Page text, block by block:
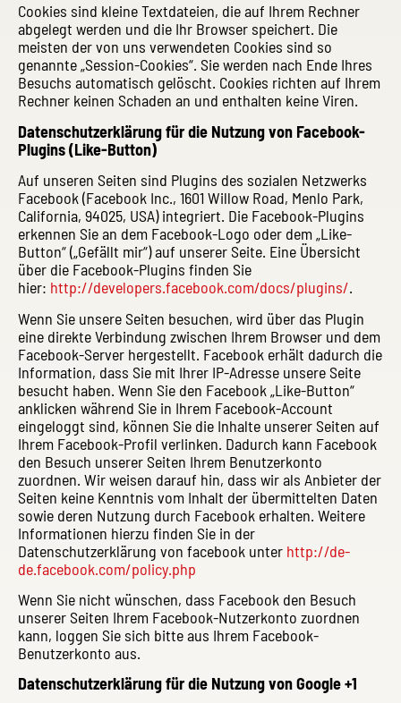
Cookies sind kleine Textdateien, die auf Ihrem Rechner
abgelegt werden und die Ihr Browser speichert. Die
meisten der von uns verwendeten Cookies sind so
genannte „Session-Cookies“. Sie werden nach Ende Ihres
Besuchs automatisch gelöscht. Cookies richten auf Ihrem
Rechner keinen Schaden an und enthalten keine Viren.
Datenschutzerklärung für die Nutzung von Facebook-
Plugins (Like-Button)
Auf unseren Seiten sind Plugins des sozialen Netzwerks
Facebook (Facebook Inc., 1601 Willow Road, Menlo Park,
California, 94025, USA) integriert. Die Facebook-Plugins
erkennen Sie an dem Facebook-Logo oder dem „Like-
Button“ („Gefällt mir“) auf unserer Seite. Eine Übersicht
über die Facebook-Plugins finden Sie
hier: http://developers.facebook.com/docs/plugins/.
Wenn Sie unsere Seiten besuchen, wird über das Plugin
eine direkte Verbindung zwischen Ihrem Browser und dem
Facebook-Server hergestellt. Facebook erhält dadurch die
Information, dass Sie mit Ihrer IP-Adresse unsere Seite
besucht haben. Wenn Sie den Facebook „Like-Button“
anklicken während Sie in Ihrem Facebook-Account
eingeloggt sind, können Sie die Inhalte unserer Seiten auf
Ihrem Facebook-Profil verlinken. Dadurch kann Facebook
den Besuch unserer Seiten Ihrem Benutzerkonto
zuordnen. Wir weisen darauf hin, dass wir als Anbieter der
Seiten keine Kenntnis vom Inhalt der übermittelten Daten
sowie deren Nutzung durch Facebook erhalten. Weitere
Informationen hierzu finden Sie in der
Datenschutzerklärung von facebook unter http://de-
de.facebook.com/policy.php
Wenn Sie nicht wünschen, dass Facebook den Besuch
unserer Seiten Ihrem Facebook-Nutzerkonto zuordnen
kann, loggen Sie sich bitte aus Ihrem Facebook-
Benutzerkonto aus.
Datenschutzerklärung für die Nutzung von Google +1